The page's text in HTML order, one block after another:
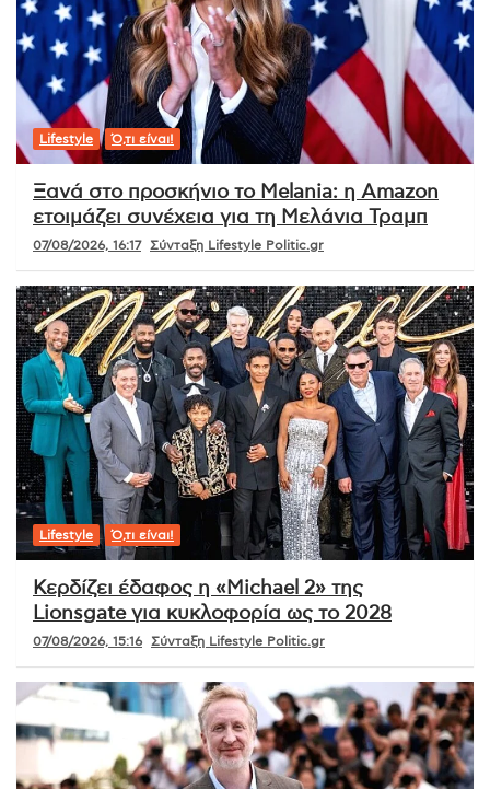
Lifestyle Ό,τι είναι!
Ξανά στο προσκήνιο το Melania: η Amazon
ετοιμάζει συνέχεια για τη Μελάνια Τραμπ
07/08/2026, 16:17 Σύνταξη Lifestyle Politic.gr
Lifestyle Ό,τι είναι!
Κερδίζει έδαφος η «Michael 2» της
Lionsgate για κυκλοφορία ως το 2028
07/08/2026, 15:16 Σύνταξη Lifestyle Politic.gr